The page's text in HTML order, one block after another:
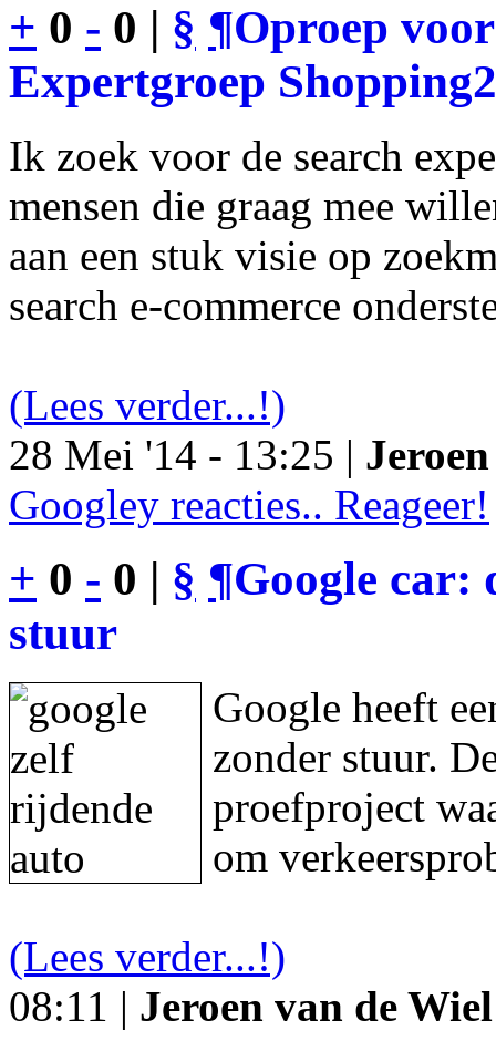
+ 0 - 0 | § ¶Oproep
Expertgroep
Ik zoek voor de search
mensen die graag mee
aan een stuk visie op
search e-commerce
(Lees verder...!)
28 Mei '14 - 13:25 |
Googley reacties.. Reageer!
+ 0 - 0 | § ¶Google car:
stuur
Google heeft
zonder stuur.
proefproject
om
(Lees verder...!)
08:11 | Jeroen van de Wiel